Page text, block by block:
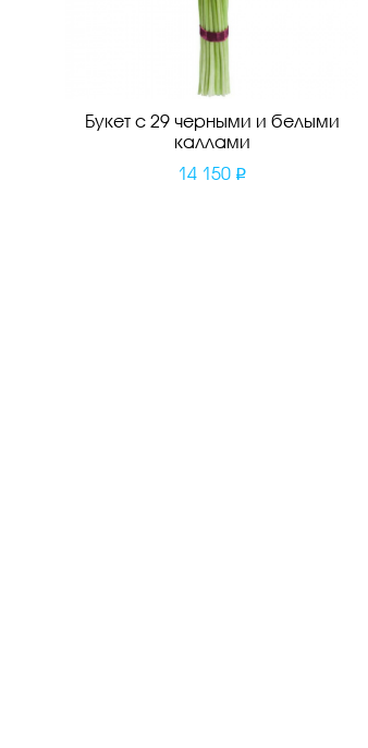
Букет с 29 черными и белыми
каллами
14 150